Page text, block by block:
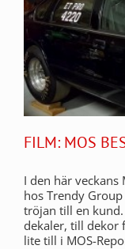
FILM: MOS
I den här veckans
hos Trendy
tröjan till en
dekaler, till dekor
lite till i MOS-